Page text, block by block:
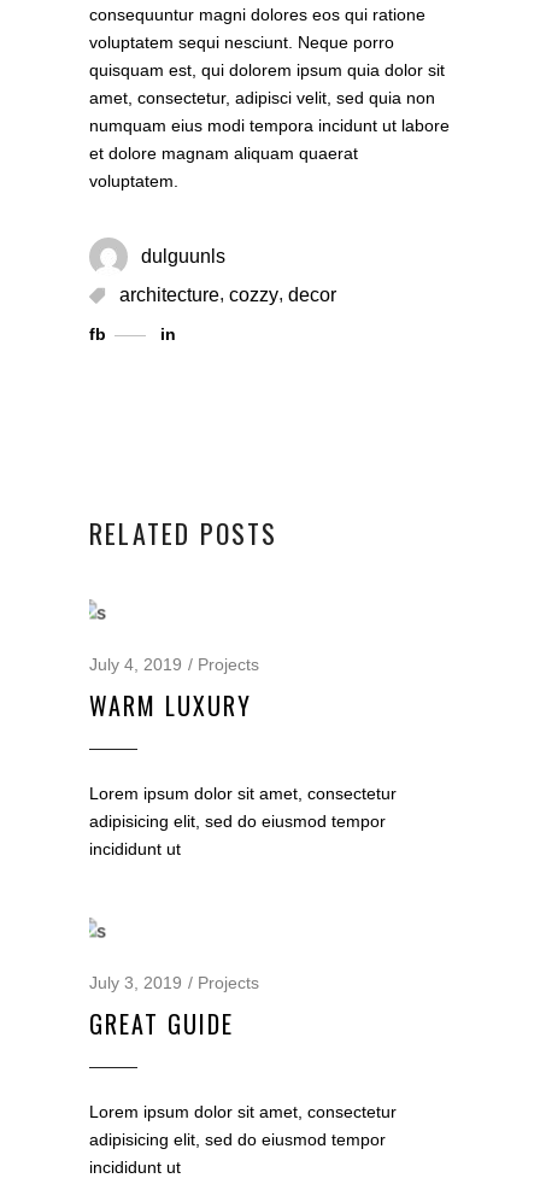
consequuntur magni dolores eos qui ratione
voluptatem sequi nesciunt. Neque porro
quisquam est, qui dolorem ipsum quia dolor sit
amet, consectetur, adipisci velit, sed quia non
numquam eius modi tempora incidunt ut labore
et dolore magnam aliquam quaerat
voluptatem.
dulguunls
architecture, cozzy, decor
fb in
RELATED POSTS
July 4, 2019 Projects
WARM LUXURY
Lorem ipsum dolor sit amet, consectetur
adipisicing elit, sed do eiusmod tempor
incididunt ut
July 3, 2019 Projects
GREAT GUIDE
Lorem ipsum dolor sit amet, consectetur
adipisicing elit, sed do eiusmod tempor
incididunt ut